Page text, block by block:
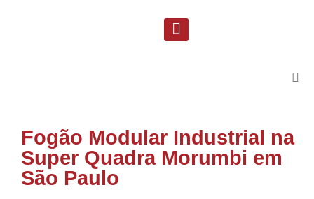
Fogão Modular Industrial na
Super Quadra Morumbi em
São Paulo